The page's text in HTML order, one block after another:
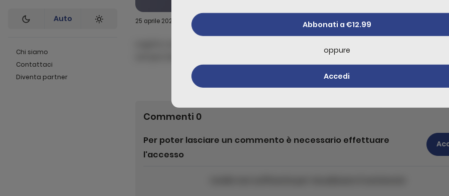
Auto
Chi siamo
Contattaci
Diventa partner
25 aprile 2025
semper blandit potenti diam fringilla cursus nisl cubilia congue tincidunt integer vitae
accumsan ligula turpis in viverra
Mostra tutto il contenuto
Commenti 0
Per poter lasciare un commento è necessario effettuare
l'accesso
Abbonati a €12.99
oppure
Accedi